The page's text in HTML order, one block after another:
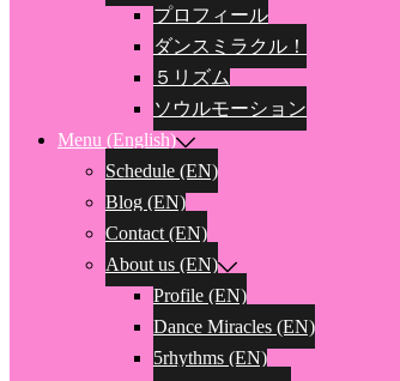
プロフィール
ダンスミラクル！
５リズム
ソウルモーション
Menu (English)
Schedule (EN)
Blog (EN)
Contact (EN)
About us (EN)
Profile (EN)
Dance Miracles (EN)
5rhythms (EN)